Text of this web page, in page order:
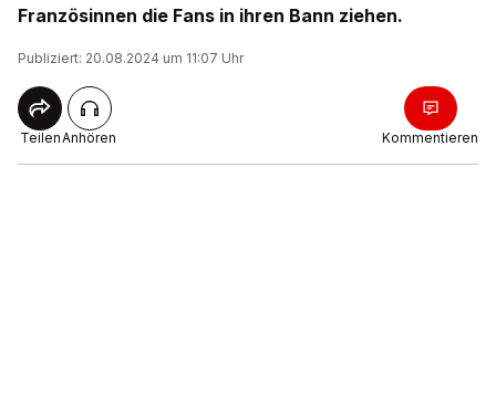
Französinnen die Fans in ihren Bann ziehen.
Publiziert: 20.08.2024 um 11:07 Uhr
TeilenAnhören Kommentieren